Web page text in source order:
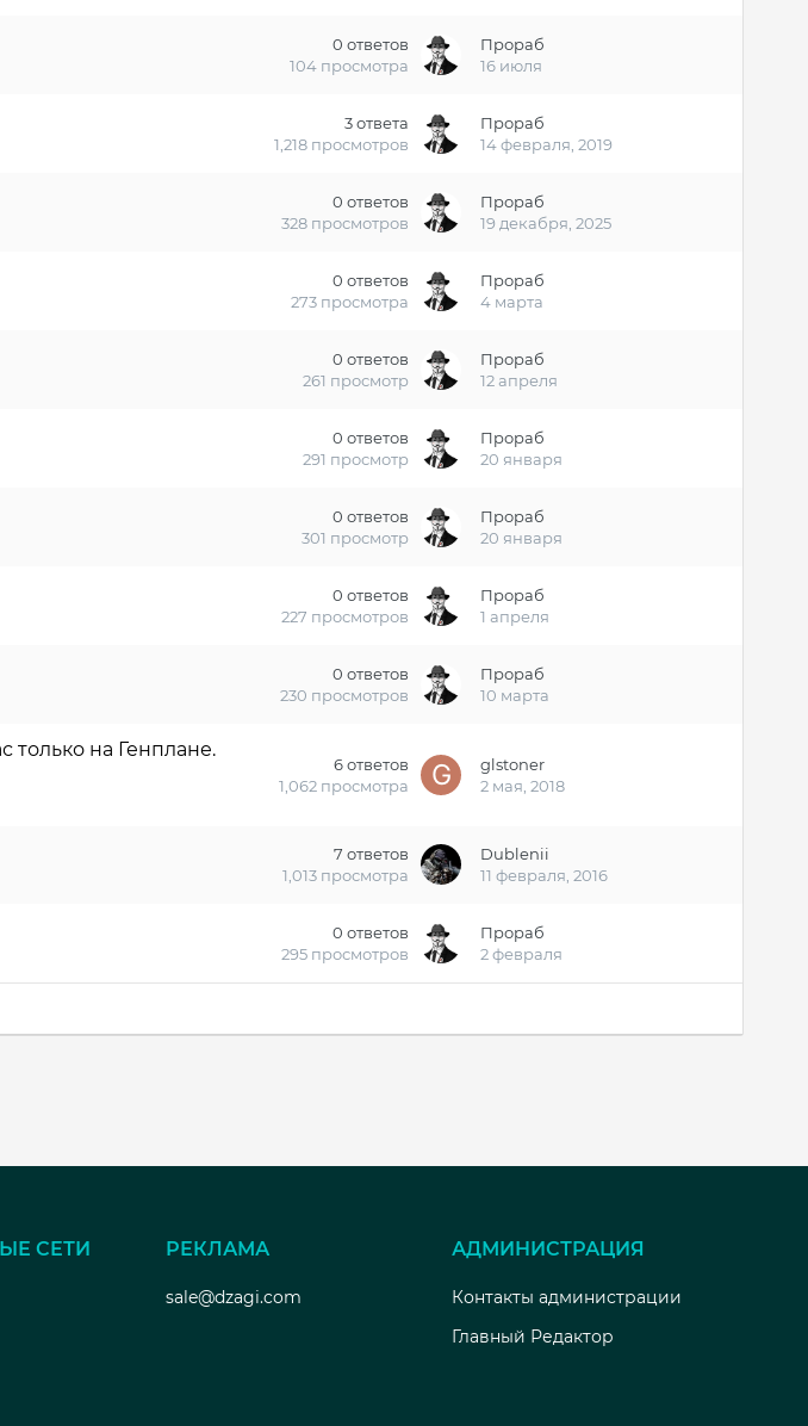
0 ответов
104 просмотра
Прораб
16 июля
3 ответа
1,218 просмотров
Прораб
14 февраля, 2019
0 ответов
328 просмотров
Прораб
19 декабря, 2025
0 ответов
273 просмотра
Прораб
4 марта
0 ответов
261 просмотр
Прораб
12 апреля
0 ответов
291 просмотр
Прораб
20 января
0 ответов
301 просмотр
Прораб
20 января
0 ответов
227 просмотров
Прораб
1 апреля
0 ответов
230 просмотров
Прораб
10 марта
только на Генплане.
6 ответов
1,062 просмотра
glstoner
2 мая, 2018
7 ответов
1,013 просмотра
Dublenii
11 февраля, 2016
0 ответов
295 просмотров
Прораб
2 февраля
СЕТИ РЕКЛАМА
sale@dzagi.com
АДМИНИСТРАЦИЯ
Контакты администрации
Главный Редактор